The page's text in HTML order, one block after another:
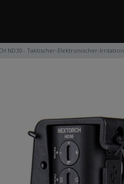
ND30 - Taktischer-Elektronischer-